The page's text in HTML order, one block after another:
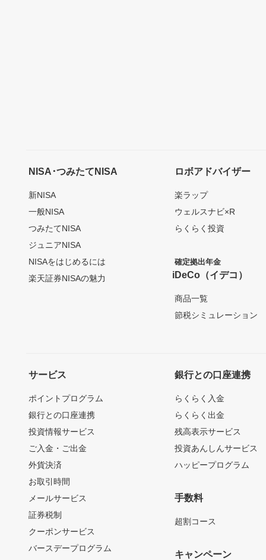
NISA･つみたてNISA
新NISA
一般NISA
つみたてNISA
ジュニアNISA
NISAをはじめるには
楽天証券NISAの魅力
ロボアドバイザー
楽ラップ
ウェルスナビ×R
らくらく投資
確定拠出年金
iDeCo（イデコ）
商品一覧
節税シミュレーション
サービス
ポイントプログラム
銀行との口座連携
投資情報サービス
ご入金・ご出金
外貨決済
お取引時間
メールサービス
証券税制
クーポンサービス
バースデープログラム
銀行との口座連携
らくらく入金
らくらく出金
残高表示サービス
投資あんしんサービス
ハッピープログラム
手数料
超割コース
キャンペーン